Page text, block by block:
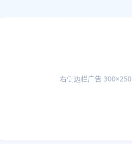
右侧边栏广告 300×250